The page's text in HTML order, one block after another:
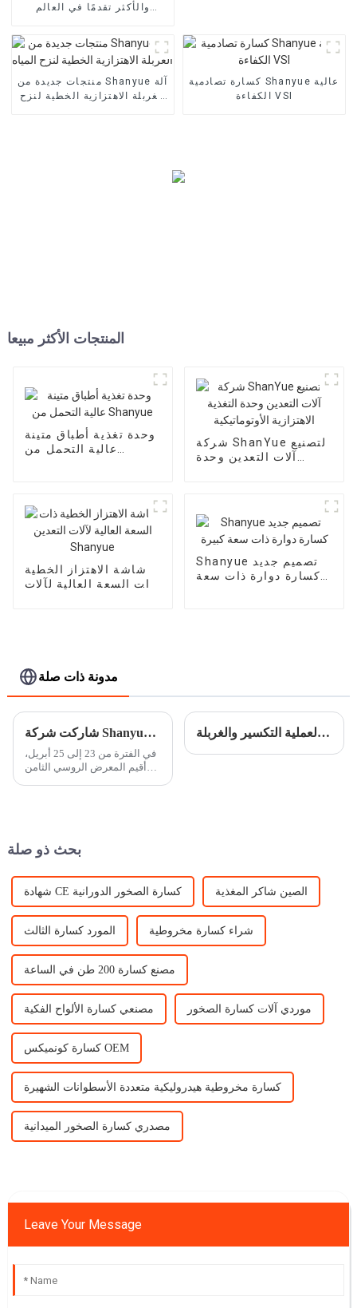
والأكثر تقدمًا في العالم
منتجات جديدة من Shanyue آلة
الغربلة الاهتزازية الخطية لنزح
كسارة تصادمية Shanyue عالية
الكفاءة VSI
المنتجات الأكثر مبيعا
وحدة تغذية أطباق متينة
عالية التحمل من
شركة ShanYue لتصنيع
آلات التعدين وحدة
شاشة الاهتزاز الخطية
ذات السعة العالية لآلات
Shanyue تصميم جديد
كسارة دوارة ذات سعة
مدونة ذات صلة
شاركت شركة Shanyue للصناعات الثقيلة في MiningWorld روسيا 2024
في الفترة من 23 إلى 25 أبريل،
أقيم المعرض الروسي الثامن
مفاهيم عامة لعملية التكسير والغربلة
بحث ذو صلة
شهادة CE كسارة الصخور الدورانية الصين شاكر المغذية
المورد كسارة الثالث شراء كسارة مخروطية
مصنع كسارة 200 طن في الساعة
مصنعي كسارة الألواح الفكية موردي آلات كسارة الصخور
كسارة كونميكس OEM
كسارة مخروطية هيدروليكية متعددة الأسطوانات الشهيرة
مصدري كسارة الصخور الميدانية
Leave Your Message